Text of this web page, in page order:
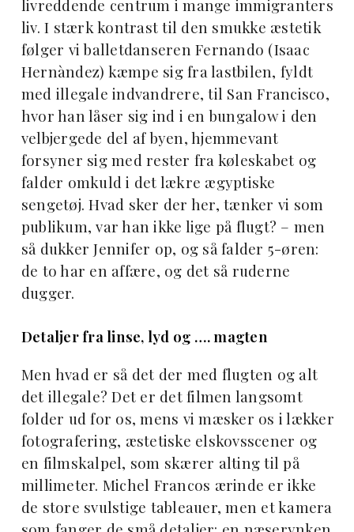
livreddende centrum i mange immigranters
liv. I stærk kontrast til den smukke æstetik
følger vi balletdanseren Fernando (Isaac
Hernàndez) kæmpe sig fra lastbilen, fyldt
med illegale indvandrere, til San Francisco,
hvor han låser sig ind i en bungalow i den
velbjergede del af byen, hjemmevant
forsyner sig med rester fra køleskabet og
falder omkuld i det lækre ægyptiske
sengetøj. Hvad sker der her, tænker vi som
publikum, var han ikke lige på flugt? – men
så dukker Jennifer op, og så falder 5-øren:
de to har en affære, og det så ruderne
dugger.
Detaljer fra linse, lyd og …. magten
Men hvad er så det der med flugten og alt
det illegale? Det er det filmen langsomt
folder ud for os, mens vi mæsker os i lækker
fotografering, æstetiske elskovsscener og
en filmskalpel, som skærer alting til på
millimeter. Michel Francos ærinde er ikke
de store svulstige tableauer, men et kamera